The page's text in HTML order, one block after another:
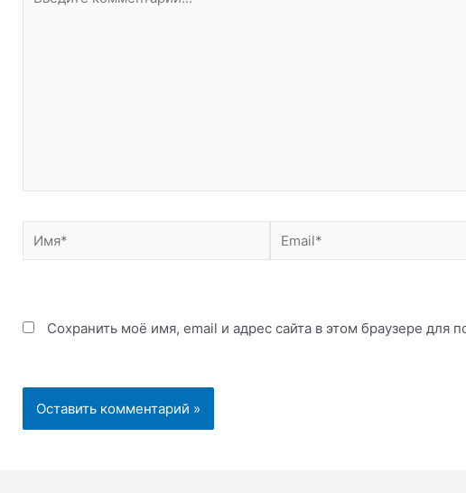
комментарий...
Имя* Email*
Сохранить моё имя, email и адрес сайта в этом браузере для